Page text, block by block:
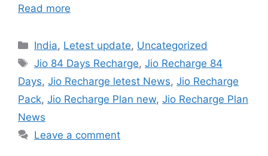
Read more
Categories
India, Letest update, Uncategorized
Tags
Jio 84 Days Recharge,Jio Recharge 84
Days, Jio Recharge letest News, Jio Recharge
Pack, Jio Recharge Plan new, Jio Recharge Plan
News
Leave a comment